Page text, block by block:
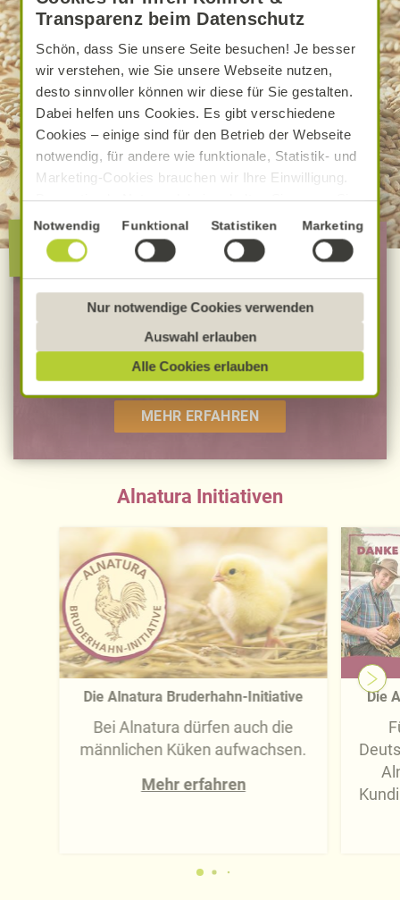
Transparenz beim Datenschutz
Schön, dass Sie unsere Seite besuchen! Je besser
wir verstehen, wie Sie unsere Webseite nutzen,
desto sinnvoller können wir diese für Sie gestalten.
Dabei helfen uns Cookies. Es gibt verschiedene
Cookies – einige sind für den Betrieb der Webseite
notwendig, für andere wie funktionale, Statistik- und
Marketing-Cookies brauchen wir Ihre Einwilligung.
Das optimale Nutzererlebnis erhalten Sie, wenn Sie
„Alle Cookies erlauben“ anklicken. Ihre Einwilligung
umfasst in diesem Fall auch den Einsatz von
Dienstleistern in Drittländern, die kein mit der EU
Sofern personenbezogene Daten dorthin übermittelt
werden, besteht das Risiko, dass diese erfasst und
analysiert werden und Betroffenenrechte nicht
durchgesetzt werden könnten. Sie können jederzeit
Ihre Einwilligung zur Datenverarbeitung und
-übermittlung widerrufen und Tools deaktivieren.
Ausführliche Informationen finden Sie in unserer
Datenschutzerklärung.
Näheres über uns erfahren Sie in unserem
Einwilligungsauswahl
Notwendig Funktional Statistiken Marketing
Alle Cookies erlauben
Auswahl erlauben
Nur notwendige Cookies verwenden
Die besondere Alnatura
Qualität
100 % Bio-Lebensmittel
Bevorzugt Bio-Verbandsware
unabhängig geprüfte Rezepturen
MEHR ERFAHREN
Alnatura Initiativen
Die Alnatura Bruderhahn-Initiative
Bei Alnatura dürfen auch die
männlichen Küken aufwachsen.
Mehr erfahren
Die